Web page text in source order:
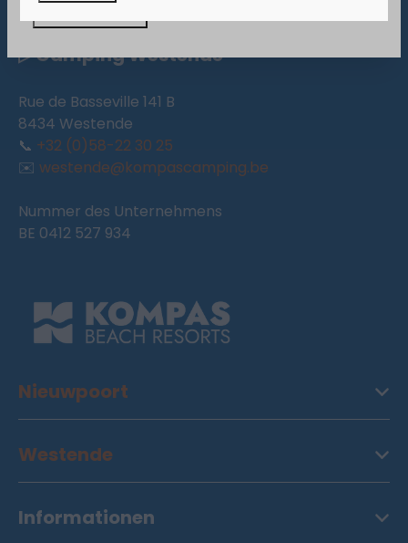
▷ Camping Westende
Rue de Basseville 141 B
8434 Westende
📞 +32 (0)58-22 30 25
✉️ westende@kompascamping.be
Nummer des Unternehmens
BE 0412 527 934
Nieuwpoort
Westende
Informationen